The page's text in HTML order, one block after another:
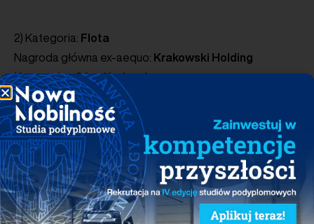
2) Kategoria: Flota
Nagroda główna ex-aequo: Krakowski Holding
Komunalny SA w Krakowie
Odbierający: Witold Śmiałek, Członek Zarządu,
Krakowski Holding Komunalny SA w Krakowie